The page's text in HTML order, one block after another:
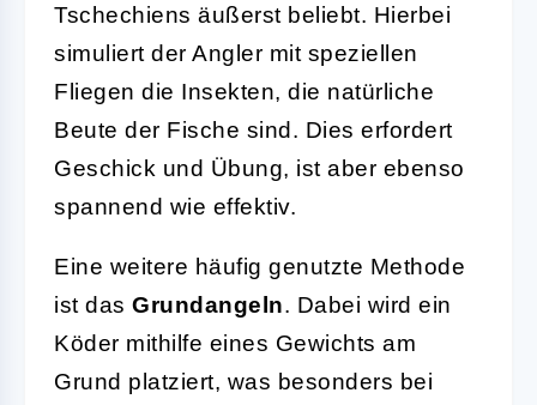
Tschechiens äußerst beliebt. Hierbei
simuliert der Angler mit speziellen
Fliegen die Insekten, die natürliche
Beute der Fische sind. Dies erfordert
Geschick und Übung, ist aber ebenso
spannend wie effektiv.
Eine weitere häufig genutzte Methode
ist das Grundangeln. Dabei wird ein
Köder mithilfe eines Gewichts am
Grund platziert, was besonders bei